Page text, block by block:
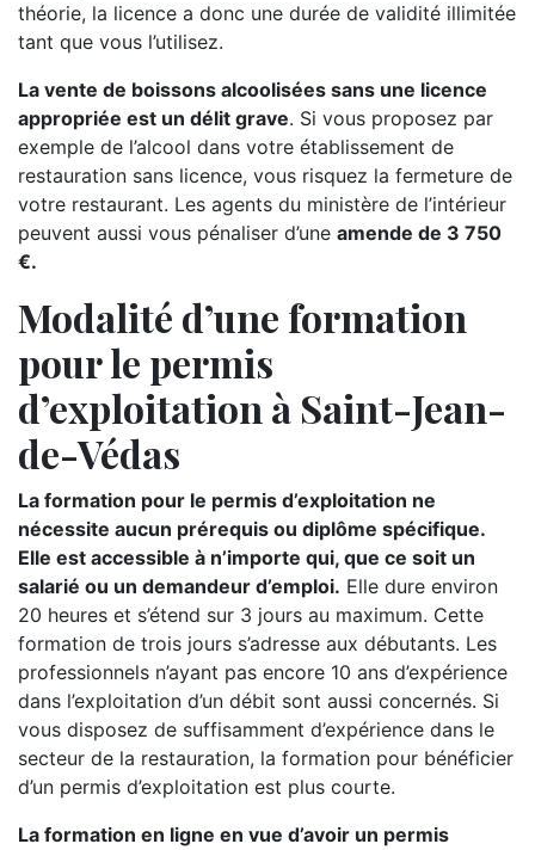
théorie, la licence a donc une durée de validité illimitée
tant que vous l’utilisez.
La vente de boissons alcoolisées sans une licence
appropriée est un délit grave. Si vous proposez par
exemple de l’alcool dans votre établissement de
restauration sans licence, vous risquez la fermeture de
votre restaurant. Les agents du ministère de l’intérieur
peuvent aussi vous pénaliser d’une amende de 3 750
€.
Modalité d’une formation
pour le permis
d’exploitation à Saint-Jean-
de-Védas
La formation pour le permis d’exploitation ne
nécessite aucun prérequis ou diplôme spécifique.
Elle est accessible à n’importe qui, que ce soit un
salarié ou un demandeur d’emploi. Elle dure environ
20 heures et s’étend sur 3 jours au maximum. Cette
formation de trois jours s’adresse aux débutants. Les
professionnels n’ayant pas encore 10 ans d’expérience
dans l’exploitation d’un débit sont aussi concernés. Si
vous disposez de suffisamment d’expérience dans le
secteur de la restauration, la formation pour bénéficier
d’un permis d’exploitation est plus courte.
La formation en ligne en vue d’avoir un permis